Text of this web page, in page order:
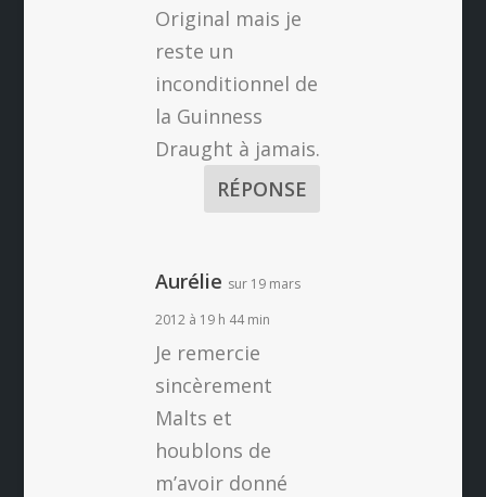
Original mais je
reste un
inconditionnel de
la Guinness
Draught à jamais.
RÉPONSE
Aurélie sur 19 mars
2012 à 19 h 44 min
Je remercie
sincèrement
Malts et
houblons de
m’avoir donné